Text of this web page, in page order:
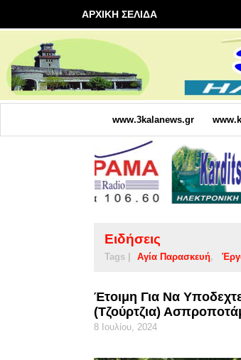
ΑΡΧΙΚΗ ΣΕΛΙΔΑ
www.3kalanews.gr
Ειδήσεις
Tags | Αγία Παρασκευή
Έτοιμη Για Να
(Τζούρτζια)
8 Ιουλίου, 2024